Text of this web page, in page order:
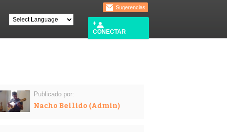
Sugerencias
CONECTAR
Publicado por:
Nacho Bellido (Admin)